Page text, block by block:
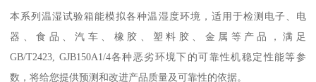
本系列温湿试验箱能模拟各种温湿度环境，适用于检测电子、电
器、食品、汽车、橡胶、塑料胶、金属等产品，满足
GB/T2423, GJB150A1/4各种恶劣环境下的可靠性机稳定性能等参
数，将给您提供预测和改进产品质量及可靠性的依据。